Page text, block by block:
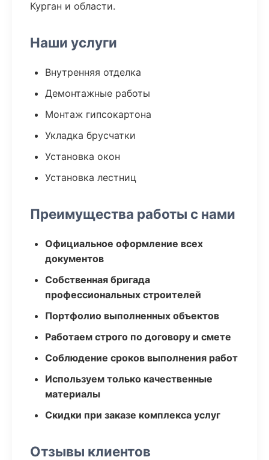
Курган и области.
Наши услуги
Внутренняя отделка
Демонтажные работы
Монтаж гипсокартона
Укладка брусчатки
Установка окон
Установка лестниц
Преимущества работы с нами
Официальное оформление всех
документов
Собственная бригада
профессиональных строителей
Портфолио выполненных объектов
Работаем строго по договору и смете
Соблюдение сроков выполнения работ
Используем только качественные
материалы
Скидки при заказе комплекса услуг
Отзывы клиентов